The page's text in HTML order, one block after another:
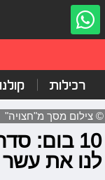
רכילות
© צילום מסך מ"חצויה"
10 בום:
לנו את